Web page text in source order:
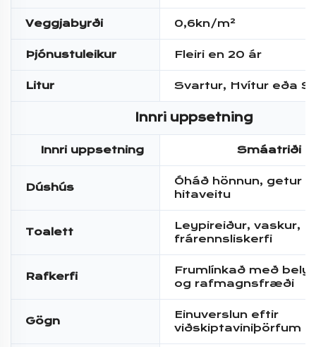
Veggjabyrði 0,6kn/m²
Þjónustuleikur Fleiri en 20 ár
Litur Svartur, Hvítur eða
Innri uppsetning
Innri uppsetning Smáatriði
Dúshús
Óháð hönnun, getur
hitaveitu
Toalett
Leypireiður, vaskur,
frárennsliskerfi
Rafkerfi
Frumlínkað með
og rafmagnsfræði
Gögn
Einuverslun eftir
viðskiptaviniþörfum